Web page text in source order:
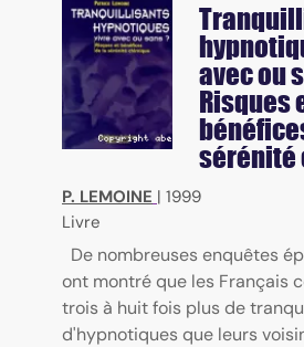
avec ou
Risques
sérénité
P. LEMOINE | 1999
Livre
De nombreuses enquêtes
ont montré que les Français
trois à huit fois plus de
d'hypnotiques que leurs